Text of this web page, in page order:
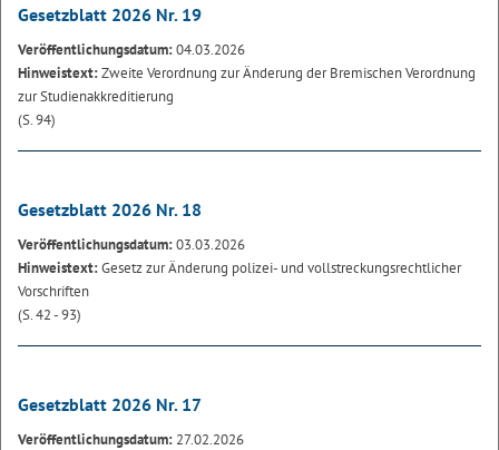
Gesetzblatt 2026 Nr. 19
Veröffentlichungsdatum:04.03.2026
Hinweistext:Zweite Verordnung zur Änderung der Bremischen Verordnung
zur Studienakkreditierung
(S. 94)
Gesetzblatt 2026 Nr. 18
Veröffentlichungsdatum:03.03.2026
Hinweistext:Gesetz zur Änderung polizei- und vollstreckungsrechtlicher
Vorschriften
(S. 42 - 93)
Gesetzblatt 2026 Nr. 17
Veröffentlichungsdatum: 27.02.2026